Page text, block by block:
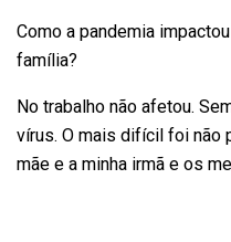
Como a pandemia
família?
No trabalho não afetou.
vírus. O mais difícil foi não
mãe e a minha irmã e os